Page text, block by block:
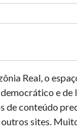
Real, o
e
de conteúdo
outros sites.